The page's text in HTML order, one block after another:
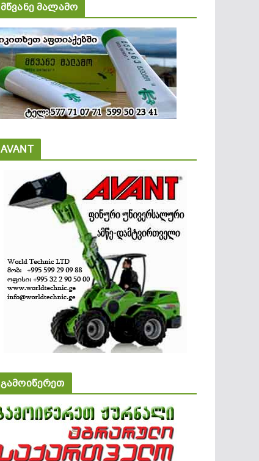
მწვანე მალამო
AVANT
გამოიწერეთ